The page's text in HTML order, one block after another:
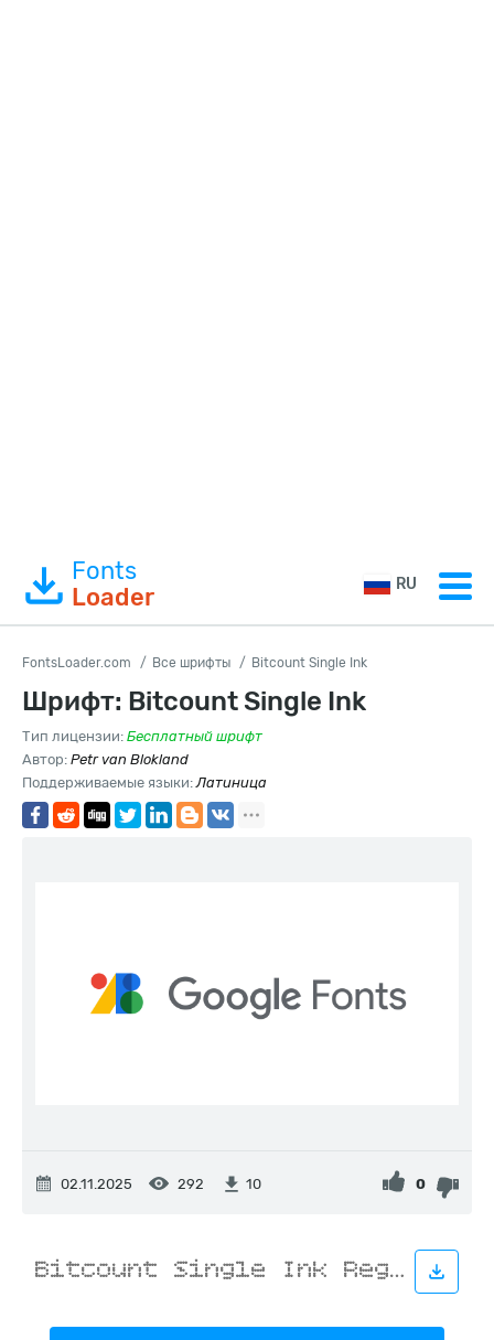
Fonts
Loader
RU
FontsLoader.com Все шрифты Bitcount Single Ink
Шрифт: Bitcount Single Ink
Тип лицензии: Бесплатный шрифт
Автор: Petr van Blokland
Поддерживаемые языки:Латиница
02.11.2025 292 10 0